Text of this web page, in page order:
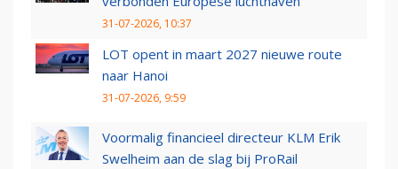
31-07-2026, 10:37
LOT opent in maart 2027 nieuwe route
naar Hanoi
31-07-2026, 9:59
Voormalig financieel directeur KLM Erik
Swelheim aan de slag bij ProRail